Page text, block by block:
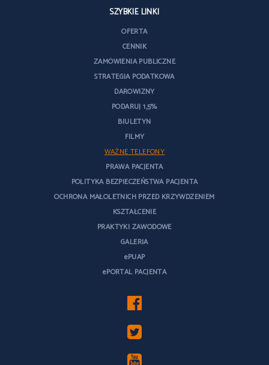
SZYBKIE LINKI
OFERTA
CENNIK
ZAMÓWIENIA PUBLICZNE
STRATEGIA PODATKOWA
DAROWIZNY
PODARUJ 1,5%
BIULETYN
FILMY
WAŻNE TELEFONY
PRAWA PACJENTA
POLITYKA BEZPIECZEŃSTWA PACJENTA
OCHRONA MAŁOLETNICH PRZED KRZYWDZENIEM
KSZTAŁCENIE
PRAKTYKI ZAWODOWE
GALERIA
ePUAP
ePORTAL PACJENTA